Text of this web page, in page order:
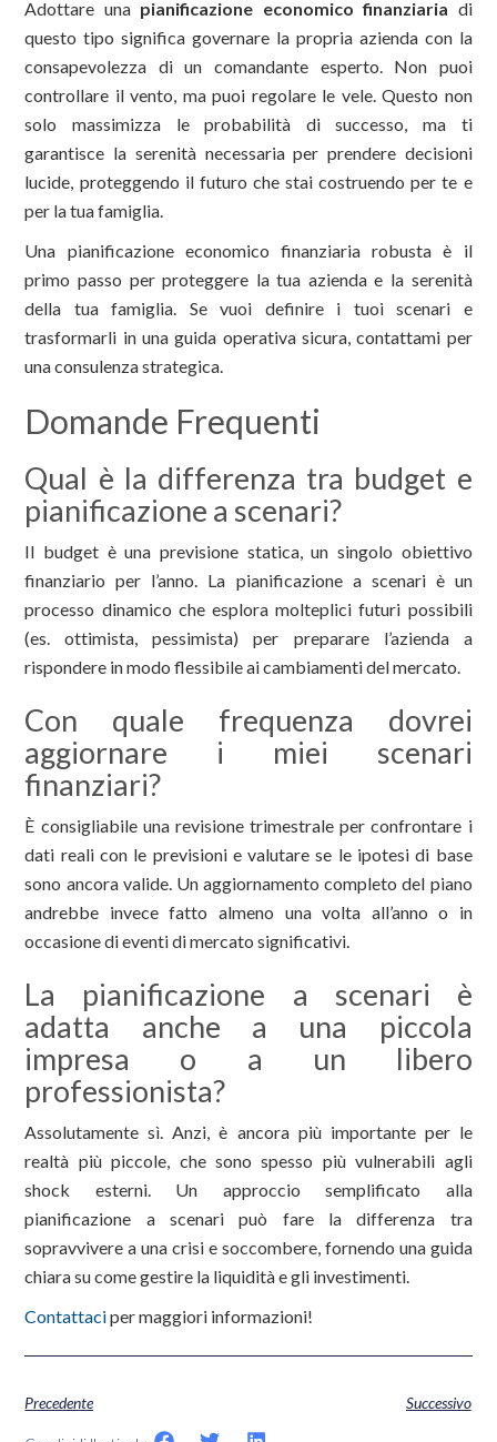
Adottare una pianificazione economico finanziaria di
questo tipo significa governare la propria azienda con la
consapevolezza di un comandante esperto. Non puoi
controllare il vento, ma puoi regolare le vele. Questo non
solo massimizza le probabilità di successo, ma ti
garantisce la serenità necessaria per prendere decisioni
lucide, proteggendo il futuro che stai costruendo per te e
per la tua famiglia.
Una pianificazione economico finanziaria robusta è il
primo passo per proteggere la tua azienda e la serenità
della tua famiglia. Se vuoi definire i tuoi scenari e
trasformarli in una guida operativa sicura, contattami per
una consulenza strategica.
Domande Frequenti
Qual è la differenza tra budget e
pianificazione a scenari?
Il budget è una previsione statica, un singolo obiettivo
finanziario per l’anno. La pianificazione a scenari è un
processo dinamico che esplora molteplici futuri possibili
(es. ottimista, pessimista) per preparare l’azienda a
rispondere in modo flessibile ai cambiamenti del mercato.
Con quale frequenza dovrei
aggiornare i miei scenari
finanziari?
È consigliabile una revisione trimestrale per confrontare i
dati reali con le previsioni e valutare se le ipotesi di base
sono ancora valide. Un aggiornamento completo del piano
andrebbe invece fatto almeno una volta all’anno o in
occasione di eventi di mercato significativi.
La pianificazione a scenari è
adatta anche a una piccola
impresa o a un libero
professionista?
Assolutamente sì. Anzi, è ancora più importante per le
realtà più piccole, che sono spesso più vulnerabili agli
shock esterni. Un approccio semplificato alla
pianificazione a scenari può fare la differenza tra
sopravvivere a una crisi e soccombere, fornendo una guida
chiara su come gestire la liquidità e gli investimenti.
Contattaciper maggiori informazioni!
Precedente Successivo